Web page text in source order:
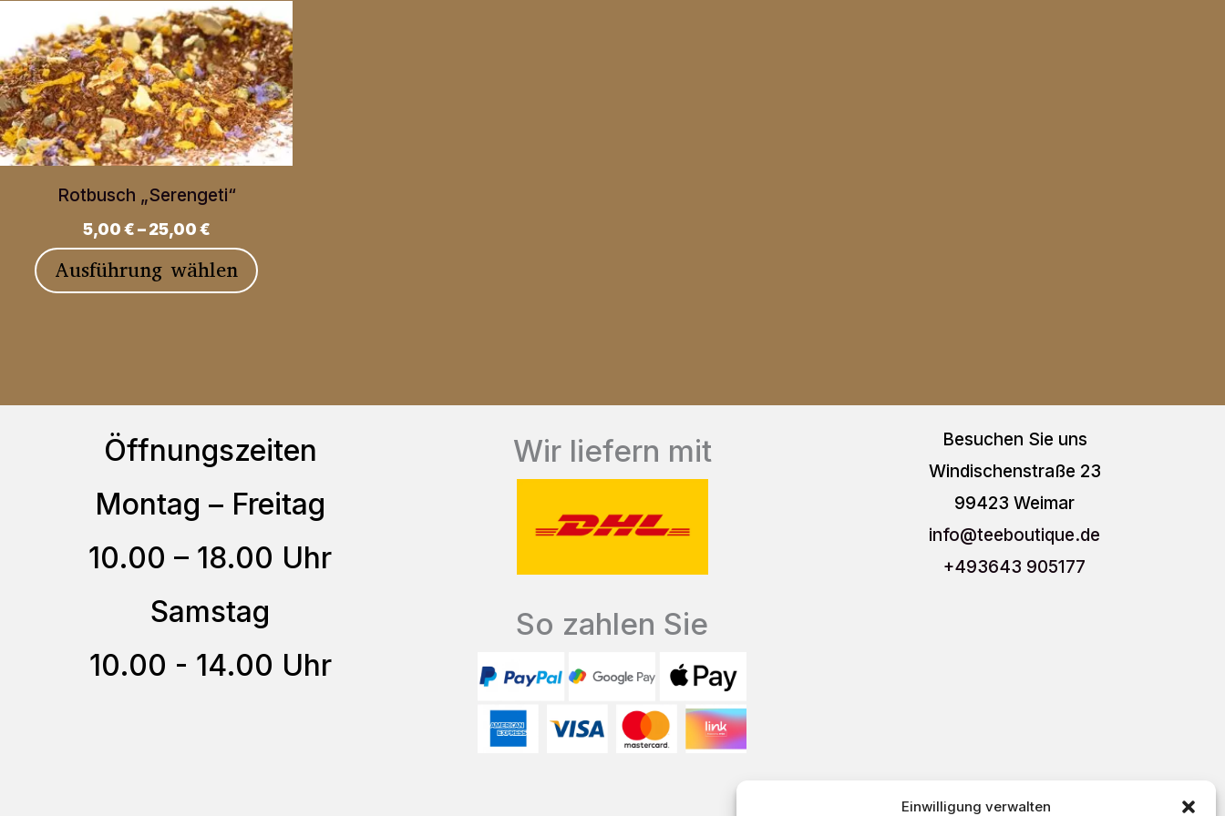
Einwilligung verwalten
Rotbusch „Serengeti“
5,00€–25,00€
Ausführung wählen
Dieses
Die
können
auf
Produktseite
werden
Öffnungszeiten
Montag – Freitag
10.00 – 18.00 Uhr
Samstag
10.00 - 14.00 Uhr
Wir liefern mit
So zahlen Sie
Besuchen Sie uns
Windischenstraße 23
99423 Weimar
info@teeboutique.de
+493643 905177